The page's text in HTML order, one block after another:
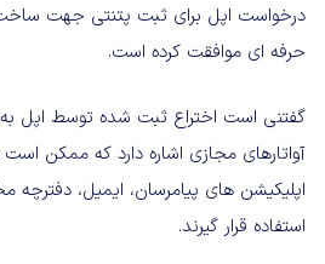
درخواست اپل برای ثبت پتنتی جهت
حرفه ای موافقت کرده است.
گفتنی است اختراع ثبت شده توسط اپل به
آواتارهای مجازی اشاره دارد که ممکن
اپلیکیشن های پیامرسان، ایمیل، دفترچه
استفاده قرار گیرند.